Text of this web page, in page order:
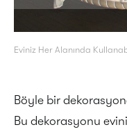
Eviniz Her Alanında
Böyle bir
Bu dekorasyonu